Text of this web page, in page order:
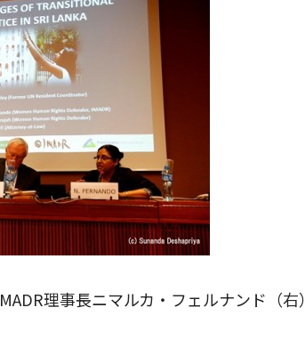
理事長ニマルカ・フェルナンド（右）